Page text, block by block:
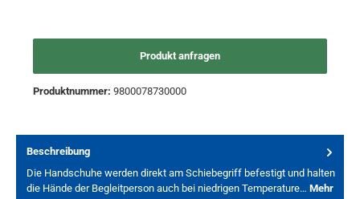
Produkt anfragen
Produktnummer: 9800078730000
Beschreibung
Die Handschuhe werden direkt am Schiebegriff befestigt und halten
die Hände der Begleitperson auch bei niedrigen Temperature… Mehr